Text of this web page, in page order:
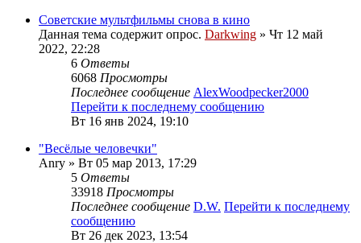
Советские мультфильмы снова в кино
Данная тема содержит опрос. Darkwing » Чт 12 май
2022, 22:28
6 Ответы
6068 Просмотры
Последнее сообщение AlexWoodpecker2000
Перейти к последнему сообщению
Вт 16 янв 2024, 19:10
"Весёлые человечки"
Anry » Вт 05 мар 2013, 17:29
5 Ответы
33918 Просмотры
Последнее сообщение D.W. Перейти к последнему
сообщению
Вт 26 дек 2023, 13:54